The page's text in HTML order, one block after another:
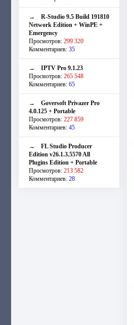
→ R-Studio 9.5 Build 191810
Network Edition + WinPE +
Emergency
Просмотров: 299 320
Комментариев: 35
→ IPTV Pro 9.1.23
Просмотров: 265 548
Комментариев: 65
→ Goversoft Privazer Pro
4.0.125 + Portable
Просмотров: 227 859
Комментариев: 45
→ FL Studio Producer
Edition v26.1.3.5570 All
Plugins Edition + Portable
Просмотров: 213 582
Комментариев: 28